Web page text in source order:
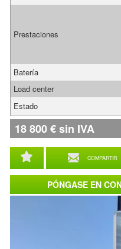
COMPARTIR
Prestaciones
Batería
Load center
Estado
18 800€sin IVA
PÓNGASE EN